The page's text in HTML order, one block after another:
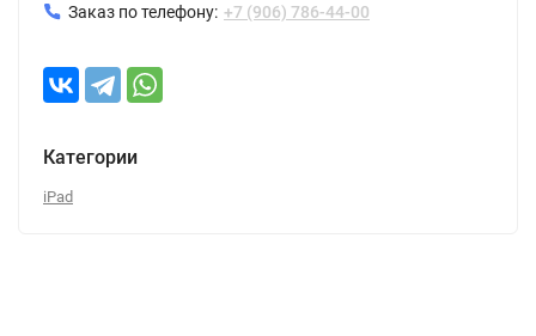
Заказ по телефону: +7 (906) 786-44-00
Категории
iPad